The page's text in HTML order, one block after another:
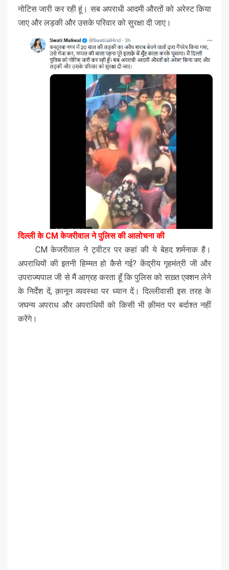
नोटिस जारी कर रही हूं। सब अपराधी आदमी औरतों को अरेस्ट किया
जाए और लड़की और उसके परिवार को सुरक्षा दी जाए।
दिल्ली के CM केजरीवाल ने पुलिस की आलोचना की
CM केजरीवाल ने ट्वीटर पर कहां की ये बेहद शर्मनाक है।
अपराधियों की इतनी हिम्मत हो कैसे गई? केंद्रीय गृहमंत्री जी और
उपराज्यपाल जी से मैं आग्रह करता हूँ कि पुलिस को सख़्त एक्शन लेने
के निर्देश दें, क़ानून व्यवस्था पर ध्यान दें। दिल्लीवासी इस तरह के
जघन्य अपराध और अपराधियों को किसी भी क़ीमत पर बर्दाश्त नहीं
करेंगे।